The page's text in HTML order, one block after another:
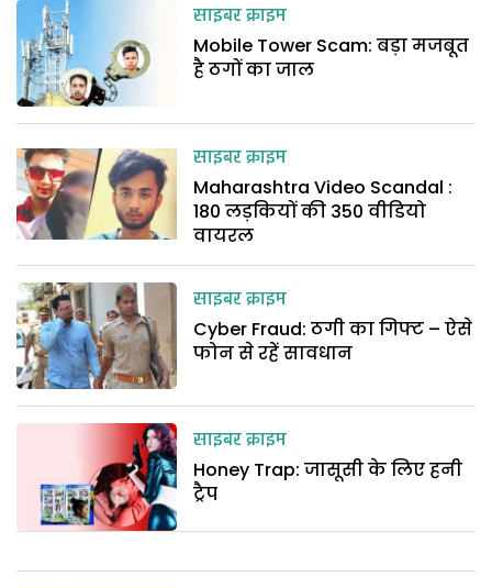
साइबर क्राइम
Mobile Tower Scam: बड़ा मजबूत
है ठगों का जाल
साइबर क्राइम
Maharashtra Video Scandal :
180 लड़कियों की 350 वीडियो
वायरल
साइबर क्राइम
Cyber Fraud: ठगी का गिफ्ट – ऐसे
फोन से रहें सावधान
साइबर क्राइम
Honey Trap: जासूसी के लिए हनी
ट्रैप